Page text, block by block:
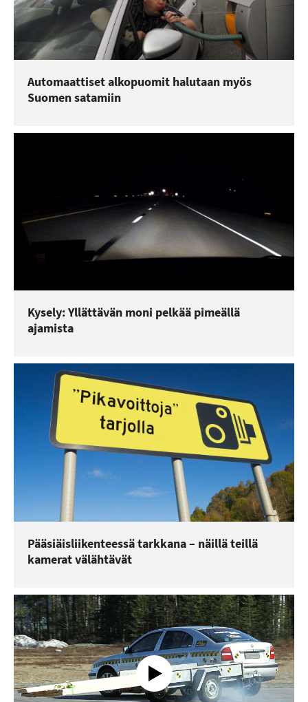
Automaattiset alkopuomit halutaan myös
Suomen satamiin
Kysely: Yllättävän moni pelkää pimeällä
ajamista
Pääsiäisliikenteessä tarkkana – näillä teillä
kamerat välähtävät